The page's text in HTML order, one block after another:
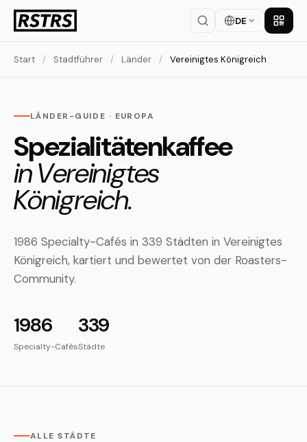
DE App
Start / Stadtführer / Länder / Vereinigtes Königreich
LÄNDER-GUIDE · EUROPA
Spezialitätenkaffee
in Vereinigtes
Königreich.
1986 Specialty-Cafés in 339 Städten in Vereinigtes
Königreich, kartiert und bewertet von der Roasters-
Community.
1986
Specialty-Cafés
339
Städte
ALLE STÄDTE